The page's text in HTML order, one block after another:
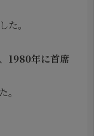
た。
1980年に首席